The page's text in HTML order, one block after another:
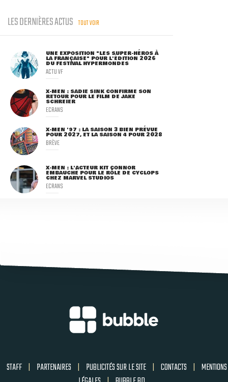
LES DERNIÈRES ACTUS TOUT VOIR
UNE EXPOSITION "LES SUPER-HÉROS À
LA FRANÇAISE" POUR L'ÉDITION 2026
DU FESTIVAL HYPERMONDES
ACTU VF
X-MEN : SADIE SINK CONFIRME SON
RETOUR POUR LE FILM DE JAKE
SCHREIER
ECRANS
X-MEN '97 : LA SAISON 3 BIEN PRÉVUE
POUR 2027, ET LA SAISON 4 POUR 2028
BRÈVE
X-MEN : L'ACTEUR KIT CONNOR
EMBAUCHÉ POUR LE RÔLE DE CYCLOPS
CHEZ MARVEL STUDIOS
ECRANS
STAFF | PARTENAIRES | PUBLICITÉS SUR LE SITE | CONTACTS | MENTIONS